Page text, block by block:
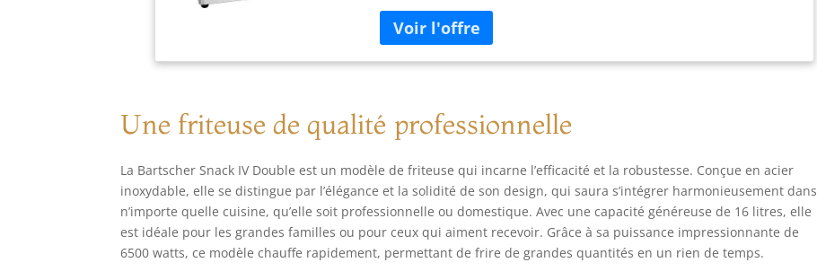
Une friteuse de qualité professionnelle
La Bartscher Snack IV Double est un modèle de friteuse qui incarne l’efficacité et la robustesse. Conçue en acier
inoxydable, elle se distingue par l’élégance et la solidité de son design, qui saura s’intégrer harmonieusement dans
n’importe quelle cuisine, qu’elle soit professionnelle ou domestique. Avec une capacité généreuse de 16 litres, elle
est idéale pour les grandes familles ou pour ceux qui aiment recevoir. Grâce à sa puissance impressionnante de
6500 watts, ce modèle chauffe rapidement, permettant de frire de grandes quantités en un rien de temps.